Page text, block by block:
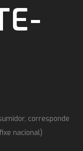
corresponde
nacional)